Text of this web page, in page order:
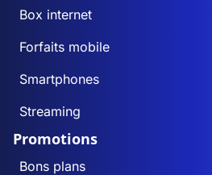
Box internet
Forfaits mobile
Smartphones
Streaming
Promotions
Bons plans